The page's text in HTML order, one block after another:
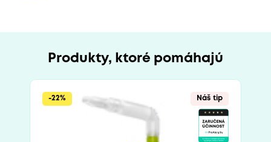
Produkty, ktoré pomáhajú
-22% Náš tip